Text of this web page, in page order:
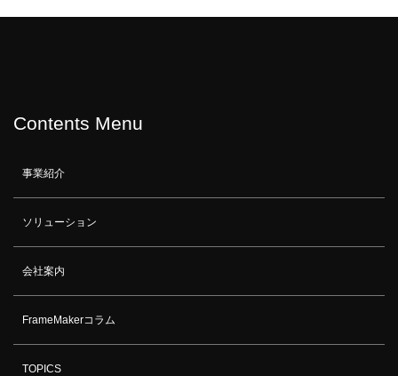
Contents Menu
事業紹介
ソリューション
会社案内
FrameMakerコラム
TOPICS